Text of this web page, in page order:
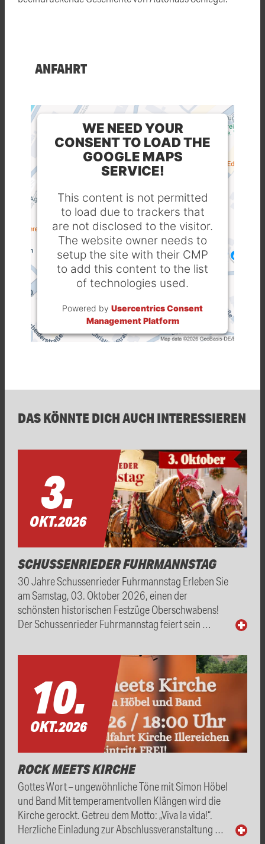
ANFAHRT
WE NEED YOUR
CONSENT TO LOAD THE
GOOGLE MAPS
SERVICE!
This content is not permitted
to load due to trackers that
are not disclosed to the visitor.
The website owner needs to
setup the site with their CMP
to add this content to the list
of technologies used.
Powered by Usercentrics Consent
Management Platform
DAS KÖNNTE DICH AUCH INTERESSIEREN
3.
OKT.2026
SCHUSSENRIEDER FUHRMANNSTAG
30 Jahre Schussenrieder Fuhrmannstag Erleben Sie
am Samstag, 03. Oktober 2026, einen der
schönsten historischen Festzüge Oberschwabens!
Der Schussenrieder Fuhrmannstag feiert sein …
10.
OKT.2026
ROCK MEETS KIRCHE
Gottes Wort – ungewöhnliche Töne mit Simon Höbel
und Band Mit temperamentvollen Klängen wird die
Kirche gerockt. Getreu dem Motto: „Viva la vida!“.
Herzliche Einladung zur Abschlussveranstaltung …